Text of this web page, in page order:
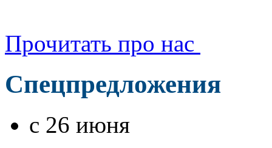
Прочитать про нас
Спецпредложения
с 26 июня